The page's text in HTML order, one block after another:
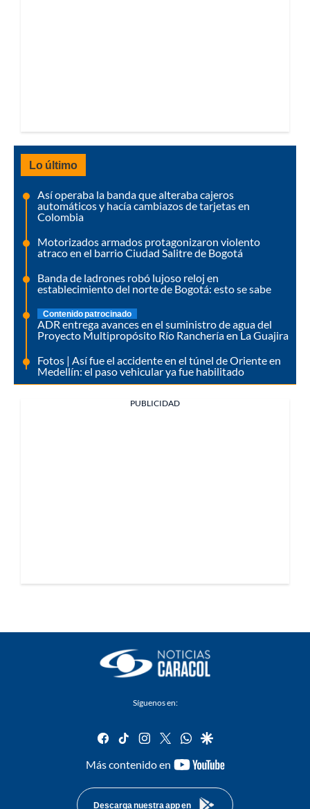
Lo último
Así operaba la banda que alteraba cajeros
automáticos y hacía cambiazos de tarjetas en
Colombia
Motorizados armados protagonizaron violento
atraco en el barrio Ciudad Salitre de Bogotá
Banda de ladrones robó lujoso reloj en
establecimiento del norte de Bogotá: esto se sabe
Contenido patrocinado
ADR entrega avances en el suministro de agua del
Proyecto Multipropósito Río Ranchería en La Guajira
Fotos | Así fue el accidente en el túnel de Oriente en
Medellín: el paso vehicular ya fue habilitado
PUBLICIDAD
Síguenos en:
facebook
tiktok instagram
twitterwhatsapp
google
Más contenido en
youtube-
Descarga nuestra app en